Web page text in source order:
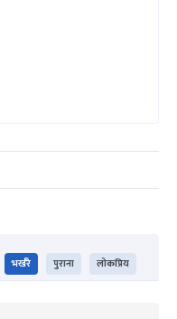
भर्खरै पुराना लोकप्रिय